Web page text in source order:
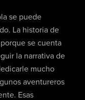
se puede
La historia de
se cuenta
la narrativa de
mucho
aventureros
Esas